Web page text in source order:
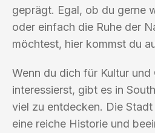
geprägt. Egal, ob du gerne
oder einfach die Ruhe der
möchtest, hier kommst du
Wenn du dich für Kultur und
interessierst, gibt es in
viel zu entdecken. Die
eine reiche Historie und